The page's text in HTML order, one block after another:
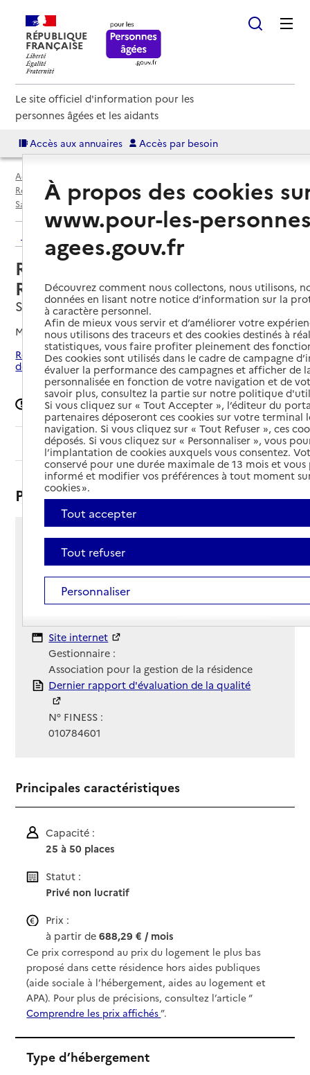
RÉPUBLIQUE
FRANÇAISE
Le site officiel d'information pour les
personnes âgées et les aidants
Accès aux annuaires Accès par besoin
Accueil
Résidences autonomie par département
Ain (01)
Saint-Maurice-de-Beynost
Résidence autonomie La Roseraie
Retour aux résultats de l'annuaire
Résidence autonomie La
Roseraie
Saint-Maurice-de-Beynost, AIN
Mis à jour le08/09/2024
Rechercher les établissements autour de Saint-Maurice-
de-Beynost
Signaler une erreur
Sommaire
Présentation
7 avenue de la Gare
01700 - Saint-Maurice-de-Beynost
Voir itinéraire
Téléphone :
04 78 55 17 87
Site Internet
Site internet
Gestionnaire :
Association pour la gestion de la résidence
Rapport HAS
Dernier rapport d'évaluation de la qualité
N° FINESS :
010784601
Principales caractéristiques
Capacité :
25 à 50 places
Statut :
Privé non lucratif
Prix :
à partir de688,29 € / mois
Ce prix correspond au prix du logement le plus bas
proposé dans cette résidence hors aides publiques
(aide sociale à l’hébergement, aides au logement et
APA). Pour plus de précisions, consultez l’article “
Comprendre les prix affichés”.
Type d’hébergement
À propos des cookies
www.pour-les-
agees.gouv.fr
Découvrez comment nous collectons, nous utilisons,
données en lisant notre notice d’information sur la
à caractère personnel.
Afin de mieux vous servir et d’améliorer votre
nous utilisons des traceurs et des cookies destinés à
statistiques, vous faire profiter pleinement des
Des cookies sont utilisés dans le cadre de campagne
évaluer la performance des campagnes et afficher de
personnalisée en fonction de votre navigation et de
savoir plus, consultez la partie sur notre politique
Si vous cliquez sur « Tout Accepter », l’éditeur du
partenaires déposeront ces cookies sur votre terminal
navigation. Si vous cliquez sur « Tout Refuser », ces
déposés. Si vous cliquez sur « Personnaliser », vous
l’implantation de cookies auxquels vous consentez.
conservé pour une durée maximale de 13 mois et
informé et modifier vos préférences à tout moment
cookies ».
Tout accepter
Tout refuser
Personnaliser